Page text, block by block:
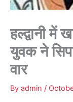
हल्द्वानी में
युवक ने
वार
By admin /